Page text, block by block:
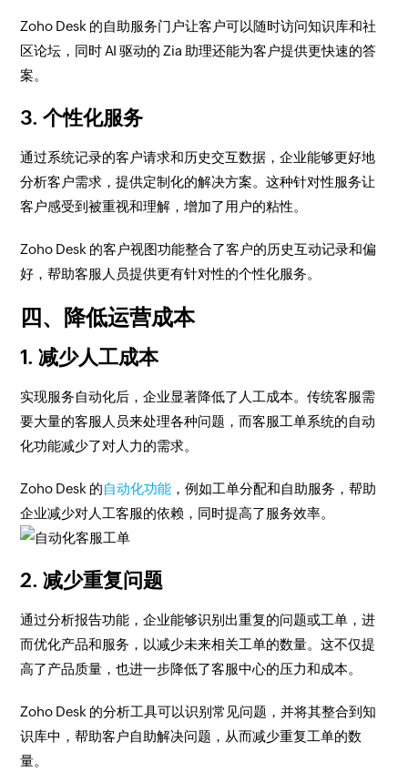
Zoho Desk 的自助服务门户让客户可以随时访问知识库和社
区论坛，同时 AI 驱动的 Zia 助理还能为客户提供更快速的答
案。
3. 个性化服务
通过系统记录的客户请求和历史交互数据，企业能够更好地
分析客户需求，提供定制化的解决方案。这种针对性服务让
客户感受到被重视和理解，增加了用户的粘性。
Zoho Desk 的客户视图功能整合了客户的历史互动记录和偏
好，帮助客服人员提供更有针对性的个性化服务。
四、降低运营成本
1. 减少人工成本
实现服务自动化后，企业显著降低了人工成本。传统客服需
要大量的客服人员来处理各种问题，而客服工单系统的自动
化功能减少了对人力的需求。
Zoho Desk 的自动化功能 ，例如工单分配和自助服务，帮助
企业减少对人工客服的依赖，同时提高了服务效率。
2. 减少重复问题
通过分析报告功能，企业能够识别出重复的问题或工单，进
而优化产品和服务，以减少未来相关工单的数量。这不仅提
高了产品质量，也进一步降低了客服中心的压力和成本。
Zoho Desk 的分析工具可以识别常见问题，并将其整合到知
识库中，帮助客户自助解决问题，从而减少重复工单的数
量。